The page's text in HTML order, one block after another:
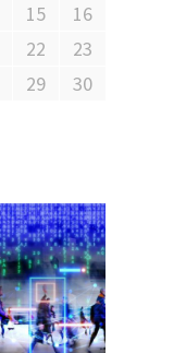
15
16
22
23
29
30